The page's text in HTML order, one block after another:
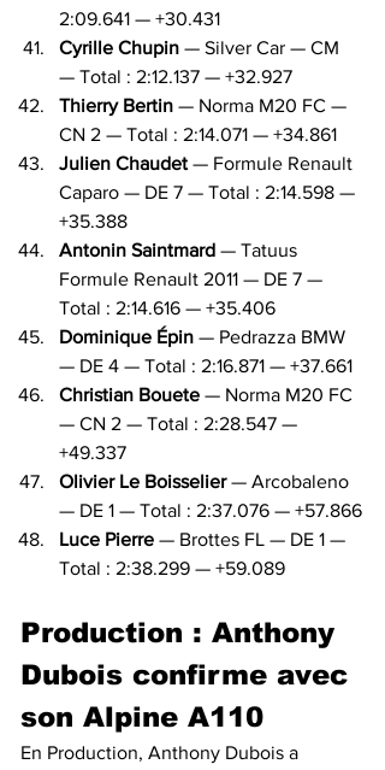
2:09.641 — +30.431
Cyrille Chupin — Silver Car — CM
— Total : 2:12.137 — +32.927
Thierry Bertin — Norma M20 FC —
CN 2 — Total : 2:14.071 — +34.861
Julien Chaudet — Formule Renault
Caparo — DE 7 — Total : 2:14.598 —
+35.388
Antonin Saintmard — Tatuus
Formule Renault 2011 — DE 7 —
Total : 2:14.616 — +35.406
Dominique Épin — Pedrazza BMW
— DE 4 — Total : 2:16.871 — +37.661
Christian Bouete — Norma M20 FC
— CN 2 — Total : 2:28.547 —
+49.337
Olivier Le Boisselier — Arcobaleno
— DE 1 — Total : 2:37.076 — +57.866
Luce Pierre — Brottes FL — DE 1 —
Total : 2:38.299 — +59.089
Production : Anthony
Dubois confirme avec
son Alpine A110
En Production, Anthony Dubois a